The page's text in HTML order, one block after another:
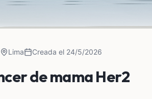
Lima Creada el 24/5/2026
de mama Her2